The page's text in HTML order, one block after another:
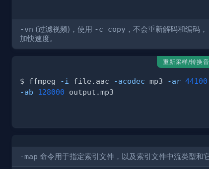
-vn (过滤视频)，使用 -c copy ，不会重新解码和编码，
加快速度。
重新采样/转换
$ ffmpeg -i file.aac -acodec mp3 -ar 44100
-ab
128000
-map 命令用于指定索引文件，以及索引文件中流类型和